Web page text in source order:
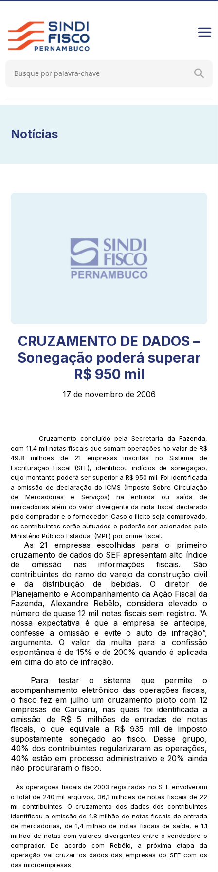
Notícias
CRUZAMENTO DE DADOS –
Sonegação poderá superar
R$ 950 mil
17 de novembro de 2006
Cruzamento concluído pela Secretaria da Fazenda,
com 11,4 mil notas fiscais que somam operações no valor de R$
49,8 milhões de 21 empresas inscritas no Sistema de
Escrituração Fiscal (SEF), identificou indícios de sonegação,
cujo montante poderá ser superior a R$ 950 mil. Foi identificada
a omissão de declaração do ICMS (Imposto Sobre Circulação
de Mercadorias e Serviços) na entrada ou saída de
mercadorias além do valor divergente da nota fiscal declarado
pelo comprador e o fornecedor. Caso o ilícito seja comprovado,
os contribuintes serão autuados e poderão ser acionados pelo
Ministério Público Estadual (MPE) por crime fiscal.
As 21 empresas escolhidas para o primeiro
cruzamento de dados do SEF apresentam alto índice
de omissão nas informações fiscais. São
contribuintes do ramo do varejo da construção civil
e da distribuição de bebidas. O diretor de
Planejamento e Acompanhamento da Ação Fiscal da
Fazenda, Alexandre Rebêlo, considera elevado o
número de quase 12 mil notas fiscais sem registro. “A
nossa expectativa é que a empresa se antecipe,
confesse a omissão e evite o auto de infração”,
argumenta. O valor da multa para a confissão
espontânea é de 15% e de 200% quando é aplicada
em cima do ato de infração.
Para testar o sistema que permite o
acompanhamento eletrônico das operações fiscais,
o fisco fez em julho um cruzamento piloto com 12
empresas de Caruaru, nas quais foi identificada a
omissão de R$ 5 milhões de entradas de notas
fiscais, o que equivale a R$ 935 mil de imposto
supostamente sonegado ao fisco. Desse grupo,
40% dos contribuintes regularizaram as operações,
40% estão em processo administrativo e 20% ainda
não procuraram o fisco.
As operações fiscais de 2003 registradas no SEF envolveram
o total de 240 mil arquivos, 36,1 milhões de notas fiscais de 22
mil contribuintes. O cruzamento dos dados dos contribuintes
identificou a omissão de 1,8 milhão de notas fiscais de entrada
de mercadorias, de 1,4 milhão de notas fiscais de saída, e 1,1
milhão de notas com valores divergentes entre o vendedore o
comprador. De acordo com Rebêlo, a próxima etapa da
operação vai cruzar os dados das empresas do SEF com os
das microempresas.